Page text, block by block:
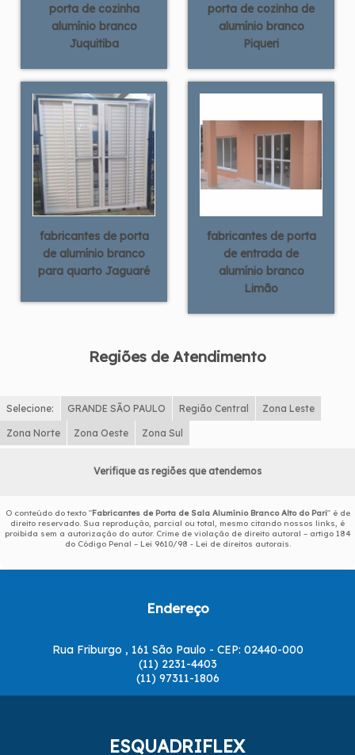
porta de cozinha
alumínio branco
Juquitiba
porta de cozinha de
alumínio branco
Piqueri
fabricantes de porta
de alumínio branco
para quarto Jaguaré
fabricantes de porta
de entrada de
alumínio branco
Limão
Regiões de Atendimento
Selecione: GRANDE SÃO PAULO Região Central Zona Leste
Zona Norte Zona Oeste Zona Sul
Verifique as regiões que atendemos
O conteúdo do texto "Fabricantes de Porta de Sala Alumínio Branco Alto do Pari" é de
direito reservado. Sua reprodução, parcial ou total, mesmo citando nossos links, é
proibida sem a autorização do autor. Crime de violação de direito autoral – artigo 184
do Código Penal – Lei 9610/98 - Lei de direitos autorais
Endereço
Rua Friburgo , 161 São Paulo - CEP: 02440-000
(11) 2231-4403
(11) 97311-1806
ESQUADRIFLEX